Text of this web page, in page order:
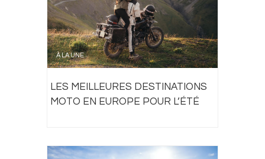
À LA UNE
LES MEILLEURES DESTINATIONS
MOTO EN EUROPE POUR L’ÉTÉ